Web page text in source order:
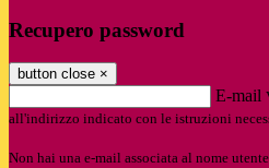
Recupero password
button close ×
E-mail
all'indirizzo indicato con le istruzioni
Non hai una e-mail associata al nome